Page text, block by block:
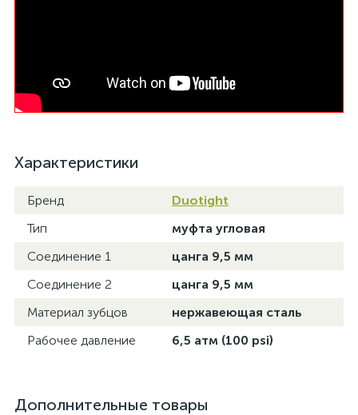
Характеристики
Бренд
Duotight
Тип
муфта угловая
Соединение 1
цанга 9,5 мм
Соединение 2
цанга 9,5 мм
Материал зубцов
нержавеющая сталь
Рабочее давление
6,5 атм (100 psi)
Дополнительные товары